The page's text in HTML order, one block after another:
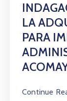
LA
PARA
Continue